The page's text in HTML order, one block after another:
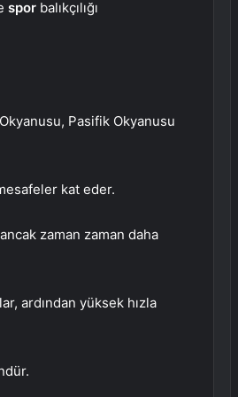
spor balıkçılığı
Pasifik Okyanusu
kat eder.
zaman zaman daha
ardından yüksek hızla